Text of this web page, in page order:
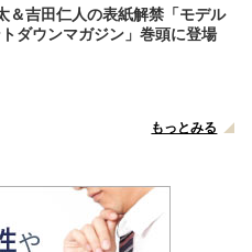
＆吉田仁人の表紙解禁「モデル
ダウンマガジン」巻頭に登場
もっとみる